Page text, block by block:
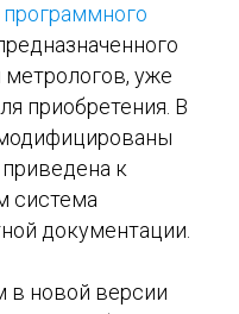
программного
уже
приобретения. В
к
система
документации.
новой версии